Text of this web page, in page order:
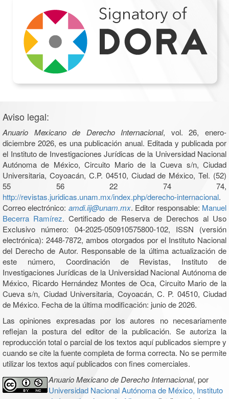
Aviso legal:
Anuario Mexicano de Derecho Internacional, vol. 26, enero-
diciembre 2026, es una publicación anual. Editada y publicada por
el Instituto de Investigaciones Jurídicas de la Universidad Nacional
Autónoma de México, Circuito Mario de la Cueva s/n, Ciudad
Universitaria, Coyoacán, C.P. 04510, Ciudad de México, Tel. (52)
55 56 22 74 74,
http://revistas.juridicas.unam.mx/index.php/derecho-internacional.
Correo electrónico: amdi.iij@unam.mx. Editor responsable: Manuel
Becerra Ramírez. Certificado de Reserva de Derechos al Uso
Exclusivo número: 04-2025-050910575800-102, ISSN (versión
electrónica): 2448-7872, ambos otorgados por el Instituto Nacional
del Derecho de Autor. Responsable de la última actualización de
este número, Coordinación de Revistas, Instituto de
Investigaciones Jurídicas de la Universidad Nacional Autónoma de
México, Ricardo Hernández Montes de Oca, Circuito Mario de la
Cueva s/n, Ciudad Universitaria, Coyoacán, C. P. 04510, Ciudad
de México. Fecha de la última modificación: junio de 2026.
Las opiniones expresadas por los autores no necesariamente
reflejan la postura del editor de la publicación. Se autoriza la
reproducción total o parcial de los textos aquí publicados siempre y
cuando se cite la fuente completa de forma correcta. No se permite
utilizar los textos aquí publicados con fines comerciales.
Anuario Mexicano de Derecho Internacional, por
Universidad Nacional Autónoma de México, Instituto